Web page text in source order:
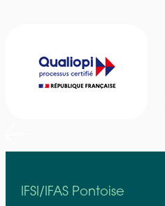
IFSI/IFAS Pontoise